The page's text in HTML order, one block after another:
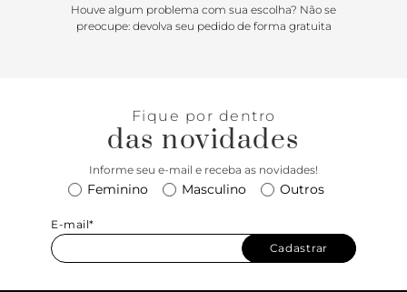
Houve algum problema com sua escolha? Não se
preocupe: devolva seu pedido de forma gratuita
Fique por dentro
das novidades
Informe seu e-mail e receba as novidades!
Feminino Masculino Outros
E-mail*
Cadastrar